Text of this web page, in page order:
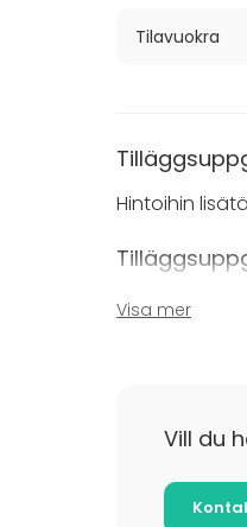
Tilavuokra
Hintoihin
48 tuntia
Visa mer
Vill du